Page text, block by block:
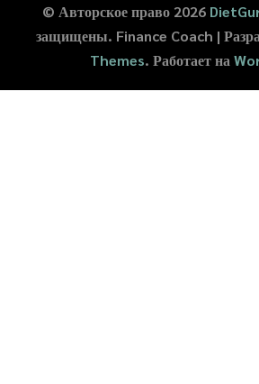
© Авторское право 2026
защищены. Finance Coach |
Themes. Работает на